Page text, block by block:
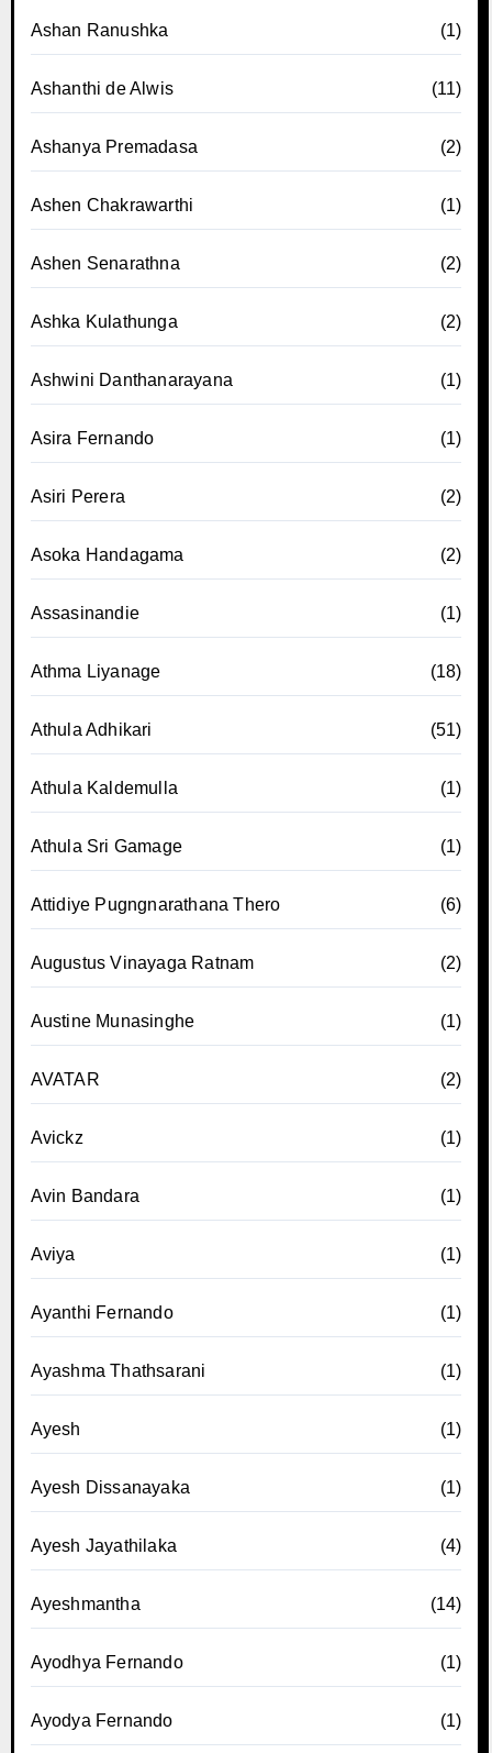
Ashan Ranushka (1)
Ashanthi de Alwis (11)
Ashanya Premadasa (2)
Ashen Chakrawarthi (1)
Ashen Senarathna (2)
Ashka Kulathunga (2)
Ashwini Danthanarayana (1)
Asira Fernando (1)
Asiri Perera (2)
Asoka Handagama (2)
Assasinandie (1)
Athma Liyanage (18)
Athula Adhikari (51)
Athula Kaldemulla (1)
Athula Sri Gamage (1)
Attidiye Pugngnarathana Thero (6)
Augustus Vinayaga Ratnam (2)
Austine Munasinghe (1)
AVATAR (2)
Avickz (1)
Avin Bandara (1)
Aviya (1)
Ayanthi Fernando (1)
Ayashma Thathsarani (1)
Ayesh (1)
Ayesh Dissanayaka (1)
Ayesh Jayathilaka (4)
Ayeshmantha (14)
Ayodhya Fernando (1)
Ayodya Fernando (1)